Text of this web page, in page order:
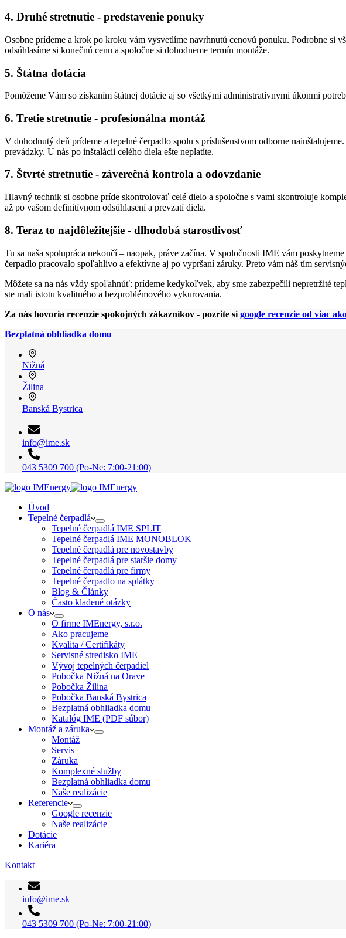
4. Druhé stretnutie - predstavenie ponuky
Osobne prídeme a krok po kroku vám vysvetlíme navrhnutú cenovú ponuku. Podrobne si
odsúhlasíme si konečnú cenu a spoločne si dohodneme termín montáže.
5. Štátna dotácia
Pomôžeme Vám so získaním štátnej dotácie aj so všetkými administratívnymi úkonmi
6. Tretie stretnutie - profesionálna montáž
V dohodnutý deň prídeme a tepelné čerpadlo spolu s príslušenstvom odborne
prevádzky. U nás po inštalácii celého diela ešte neplatíte.
7. Štvrté stretnutie - záverečná kontrola a odovzdanie
Hlavný technik si osobne príde skontrolovať celé dielo a spoločne s vami skontroluje
až po vašom definitívnom odsúhlasení a prevzatí diela.
8. Teraz to najdôležitejšie - dlhodobá starostlivosť
Tu sa naša spolupráca nekončí – naopak, práve začína. V spoločnosti IME vám
čerpadlo pracovalo spoľahlivo a efektívne aj po vypršaní záruky. Preto vám náš tím
Môžete sa na nás vždy spoľahnúť: prídeme kedykoľvek, aby sme zabezpečili nepretržité
ste mali istotu kvalitného a bezproblémového vykurovania.
Za nás hovoria recenzie spokojných zákazníkov - pozrite si google recenzie od viac
Bezplatná obhliadka domu
Nižná
Žilina
Banská Bystrica
info@ime.sk
043 5309 700 (Po-Ne: 7:00-21:00)
Úvod
Tepelné čerpadlá
Tepelné čerpadlá IME SPLIT
Tepelné čerpadlá IME MONOBLOK
Tepelné čerpadlá pre novostavby
Tepelné čerpadlá pre staršie domy
Tepelné čerpadlá pre firmy
Tepelné čerpadlo na splátky
Blog & Články
Často kladené otázky
O nás
O firme IMEnergy, s.r.o.
Ako pracujeme
Kvalita / Certifikáty
Servisné stredisko IME
Vývoj tepelných čerpadiel
Pobočka Nižná na Orave
Pobočka Žilina
Pobočka Banská Bystrica
Bezplatná obhliadka domu
Katalóg IME (PDF súbor)
Montáž a záruka
Montáž
Servis
Záruka
Komplexné služby
Bezplatná obhliadka domu
Naše realizácie
Referencie
Google recenzie
Naše realizácie
Dotácie
Kariéra
Kontakt
info@ime.sk
043 5309 700 (Po-Ne: 7:00-21:00)